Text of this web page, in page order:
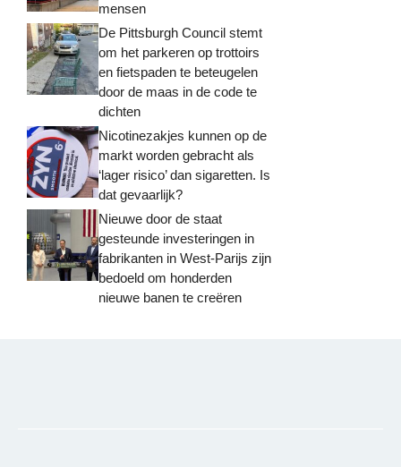
mensen
De Pittsburgh Council stemt
om het parkeren op trottoirs
en fietspaden te beteugelen
door de maas in de code te
dichten
Nicotinezakjes kunnen op de
markt worden gebracht als
‘lager risico’ dan sigaretten. Is
dat gevaarlijk?
Nieuwe door de staat
gesteunde investeringen in
fabrikanten in West-Parijs zijn
bedoeld om honderden
nieuwe banen te creëren